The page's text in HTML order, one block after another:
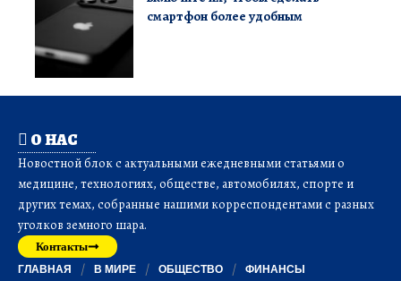
смартфон более удобным
О НАС
Новостной блок с актуальными ежедневными статьями о
медицине, технологиях, обществе, автомобилях, спорте и
других темах, собранные нашими корреспондентами с разных
уголков земного шара.
Контакты
ГЛАВНАЯ В МИРЕ ОБЩЕСТВО ФИНАНСЫ